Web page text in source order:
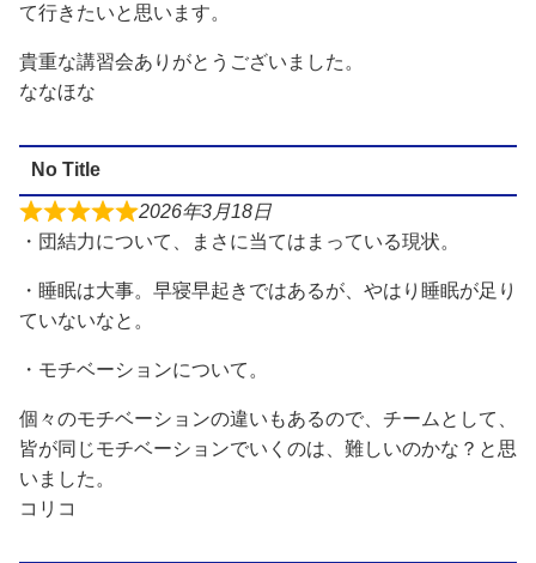
て行きたいと思います。
貴重な講習会ありがとうございました。
ななほな
No Title
2026年3月18日
・団結力について、まさに当てはまっている現状。
・睡眠は大事。早寝早起きではあるが、やはり睡眠が足り
ていないなと。
・モチベーションについて。
個々のモチベーションの違いもあるので、チームとして、
皆が同じモチベーションでいくのは、難しいのかな？と思
いました。
コリコ